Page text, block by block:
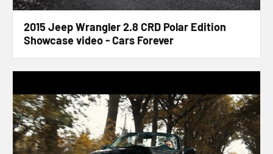
2015 Jeep Wrangler 2.8 CRD Polar Edition
Showcase video - Cars Forever